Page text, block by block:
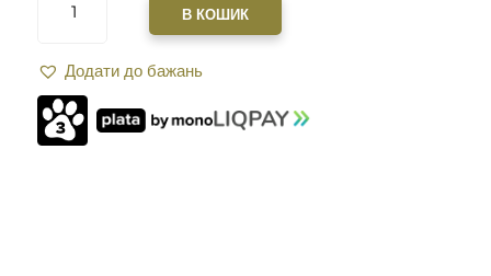
ЗАТВОРНА
STRIBOG(СТРИБОГ)
-
"ЦВІРКУН"
ПРАВА
В КОШИК
Додати до бажань